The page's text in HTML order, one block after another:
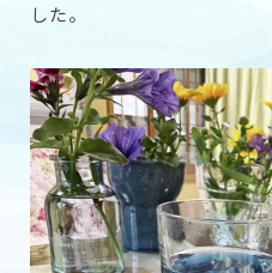
した。